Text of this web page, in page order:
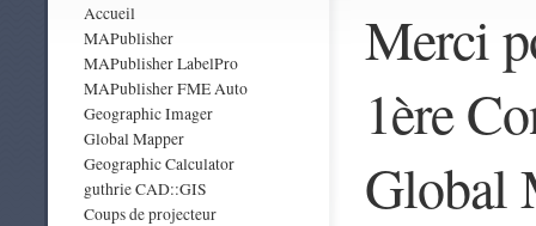
Accueil
MAPublisher
MAPublisher LabelPro
MAPublisher FME Auto
Geographic Imager
Global Mapper
Geographic Calculator
guthrie CAD::GIS
Coups de projecteur
Merci
1ère
Global